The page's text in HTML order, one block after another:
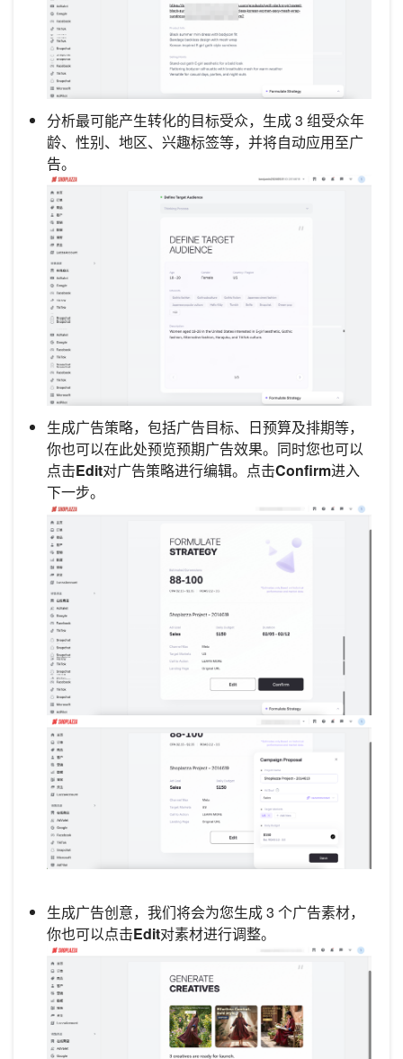
分析最可能产生转化的目标受众，生成 3 组受众年
龄、性别、地区、兴趣标签等，并将自动应用至广
告。
生成广告策略，包括广告目标、日预算及排期等，
你也可以在此处预览预期广告效果。同时您也可以
点击Edit对广告策略进行编辑。点击Confirm进入
下一步。
生成广告创意，我们将会为您生成 3 个广告素材，
你也可以点击Edit对素材进行调整。